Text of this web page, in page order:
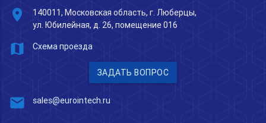
place
140011, Московская область, г. Люберцы,
ул. Юбилейная, д. 26, помещение 016
map Схема проезда
ЗАДАТЬ ВОПРОС
mail sales@eurointech.ru